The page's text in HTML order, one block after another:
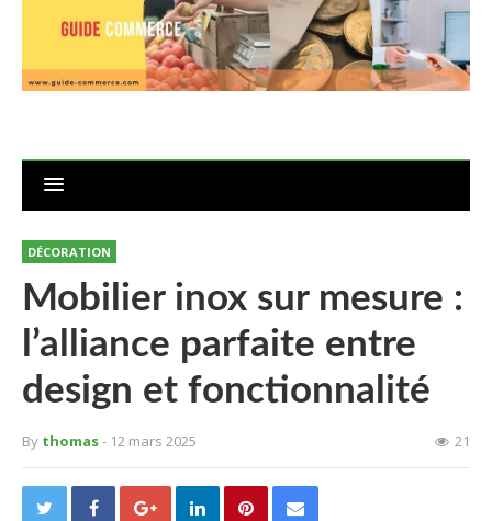
DÉCORATION
Mobilier inox sur mesure :
l’alliance parfaite entre
design et fonctionnalité
By thomas- 12 mars 2025 21